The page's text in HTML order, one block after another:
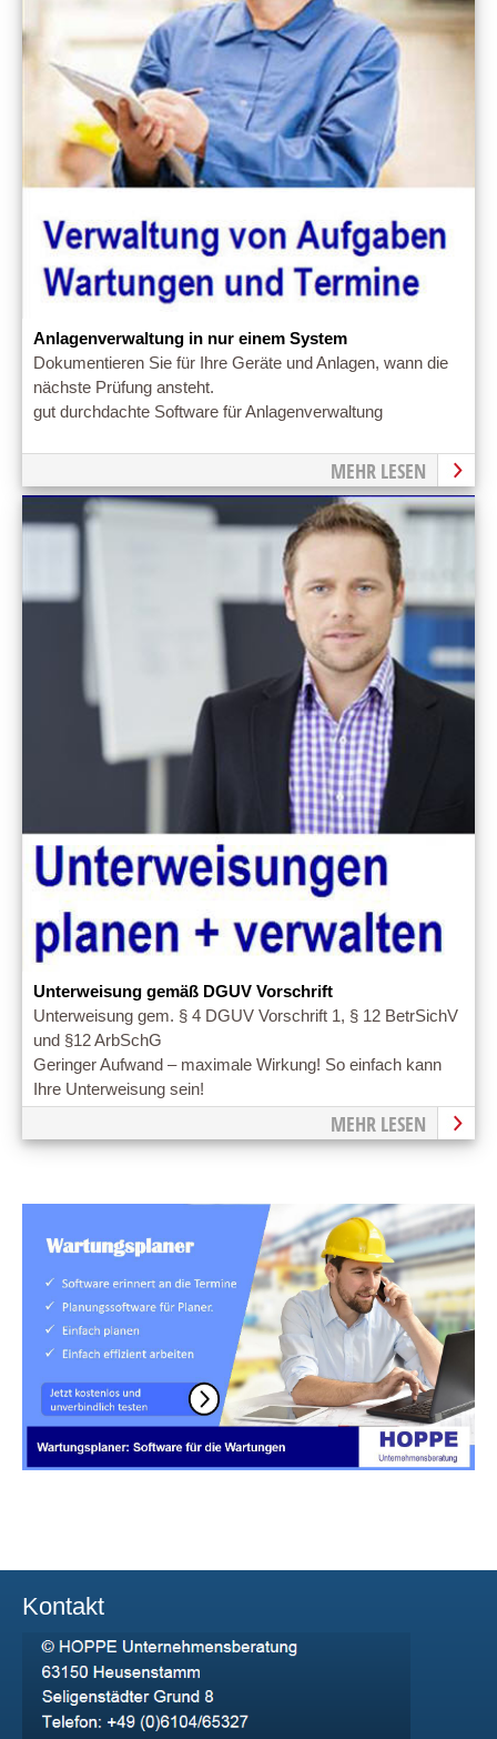
Anlagenverwaltung in nur einem System
Dokumentieren Sie für Ihre Geräte und Anlagen, wann die
nächste Prüfung ansteht.
gut durchdachte Software für Anlagenverwaltung
MEHR LESEN
Unterweisung gemäß DGUV Vorschrift
Unterweisung gem. § 4 DGUV Vorschrift 1, § 12 BetrSichV
und §12 ArbSchG
Geringer Aufwand – maximale Wirkung! So einfach kann
Ihre Unterweisung sein!
MEHR LESEN
Kontakt